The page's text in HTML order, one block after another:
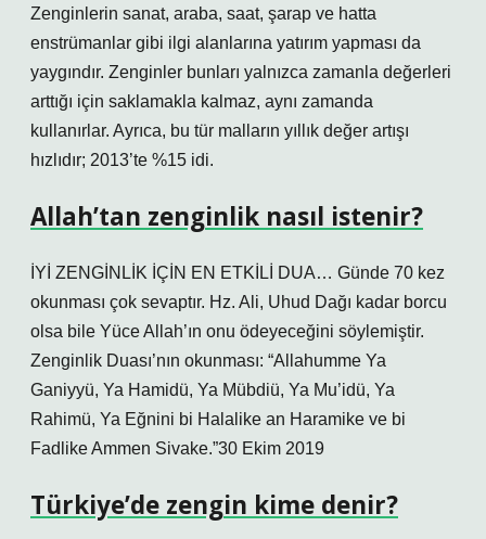
Zenginlerin sanat, araba, saat, şarap ve hatta
enstrümanlar gibi ilgi alanlarına yatırım yapması da
yaygındır. Zenginler bunları yalnızca zamanla değerleri
arttığı için saklamakla kalmaz, aynı zamanda
kullanırlar. Ayrıca, bu tür malların yıllık değer artışı
hızlıdır; 2013’te %15 idi.
Allah’tan zenginlik nasıl istenir?
İYİ ZENGİNLİK İÇİN EN ETKİLİ DUA… Günde 70 kez
okunması çok sevaptır. Hz. Ali, Uhud Dağı kadar borcu
olsa bile Yüce Allah’ın onu ödeyeceğini söylemiştir.
Zenginlik Duası’nın okunması: “Allahumme Ya
Ganiyyü, Ya Hamidü, Ya Mübdiü, Ya Mu’idü, Ya
Rahimü, Ya Eğnini bi Halalike an Haramike ve bi
Fadlike Ammen Sivake.”30 Ekim 2019
Türkiye’de zengin kime denir?